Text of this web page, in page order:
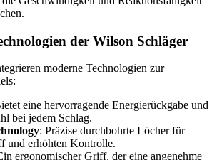
der Wilson Schläger
moderne Technologien zur
eine hervorragende Energierückgabe und
bei jedem Schlag.
: Präzise durchbohrte Löcher für
und erhöhten Kontrolle.
ergonomischer Griff, der eine angenehme